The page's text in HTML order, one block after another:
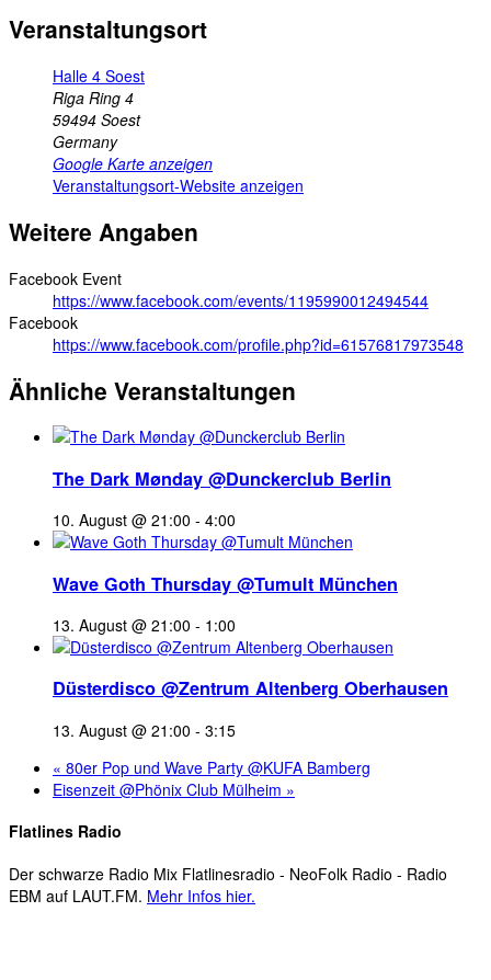
Veranstaltungsort
Halle 4 Soest
Riga Ring 4
59494 Soest
Germany
Google Karte anzeigen
Veranstaltungsort-Website anzeigen
Weitere Angaben
Facebook Event
https://www.facebook.com/events/1195990012494544
Facebook
https://www.facebook.com/profile.php?id=61576817973548
Ähnliche Veranstaltungen
The Dark Mønday @Dunckerclub Berlin
10. August @ 21:00 - 4:00
Wave Goth Thursday @Tumult München
13. August @ 21:00 - 1:00
Düsterdisco @Zentrum Altenberg Oberhausen
13. August @ 21:00 - 3:15
« 80er Pop und Wave Party @KUFA Bamberg
Eisenzeit @Phönix Club Mülheim »
Flatlines Radio
Der schwarze Radio Mix Flatlinesradio - NeoFolk Radio - Radio
EBM auf LAUT.FM. Mehr Infos hier.